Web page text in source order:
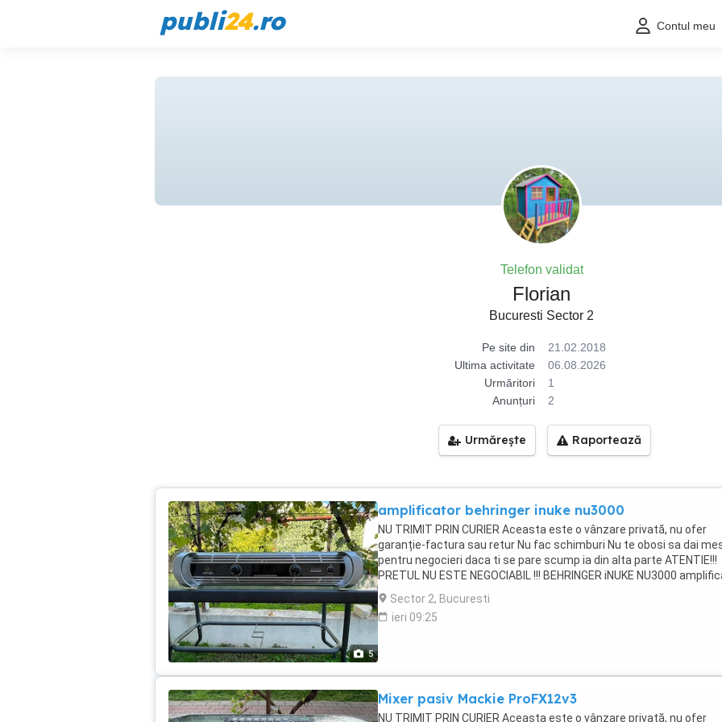
publi24.ro Contul meu
Telefon validat
Florian
Bucuresti Sector 2
Pe site din
21.02.2018
Ultima activitate
06.08.2026
Urmăritori
1
Anunțuri
2
Urmărește Raportează
5
amplificator behringer inuke nu3000
NU TRIMIT PRIN CURIER Aceasta este o vânzare privată, nu ofer
garanție-factura sau retur Nu fac schimburi Nu te obosi sa dai
pentru negocieri daca ti se pare scump ia din alta parte ATENTIE!!!
PRETUL NU ESTE NEGOCIABIL !!! BEHRINGER iNUKE NU3000
audio. Putere (max): 2 x 880 W 4 Ohmi, 2 x 440 W 8 Ohmi, 2 x 1500 W
Ohmi, 1 x 3000 W 4 Ohmi (bridge), 1 x 1500 W 8 Ohmi (bridge). Banda
frecvente: 20 Hz - 20 kHz. Raport semnal zgomot: 100 dB. Conectori
Sector 2, Bucuresti
ieri 09:25
Mixer pasiv Mackie ProFX12v3
NU TRIMIT PRIN CURIER Aceasta este o vânzare privată, nu ofer